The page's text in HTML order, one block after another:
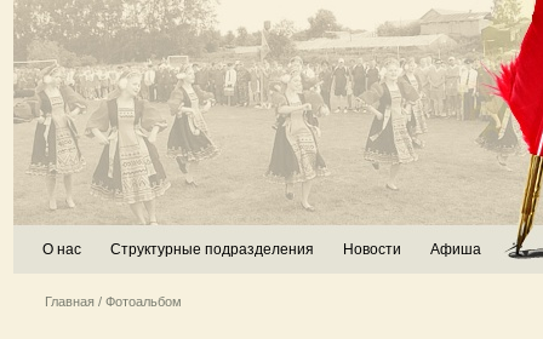
О нас Структурные подразделения Новости Афиша
Главная / Фотоальбом